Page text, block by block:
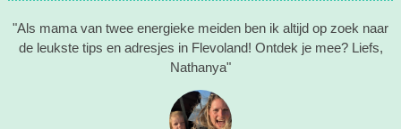
"Als mama van twee energieke meiden ben ik altijd op zoek naar
de leukste tips en adresjes in Flevoland! Ontdek je mee? Liefs,
Nathanya"